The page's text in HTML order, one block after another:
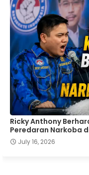
Ricky Anthony
Peredaran Narkoba
July 16, 2026